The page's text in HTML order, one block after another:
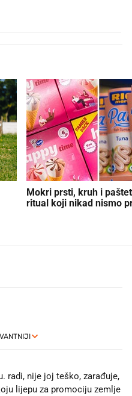
Mokri prsti, kruh i
ritual koji nikad nismo
radi, nije joj teško, zarađuje,
lijepu za promociju zemlje